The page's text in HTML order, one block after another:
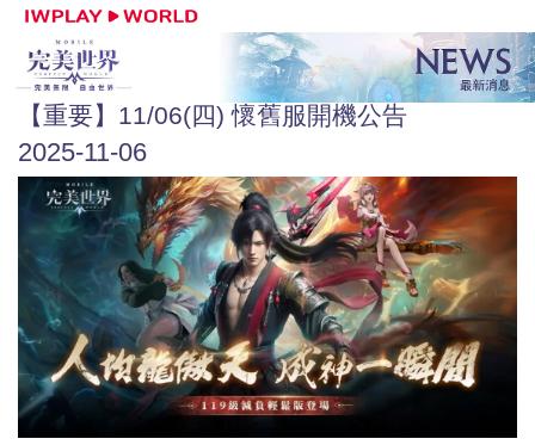
【重要】11/06(四) 懷舊服開機公告
2025-11-06